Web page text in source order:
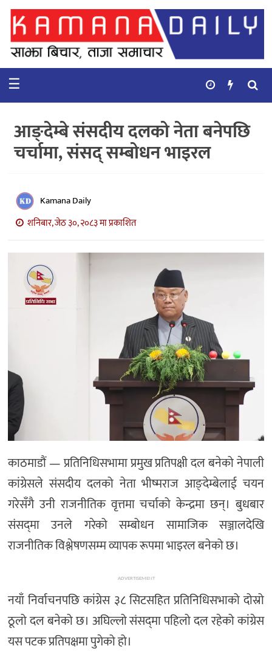
गृहपृष्ठ
समाचार
कुटनिती
कुराकानी
बाणिज्य
भिडियो
सिफारिस
☰
आङ्देम्बे संसदीय दलको नेता बनेपछि
चर्चामा, संसद् सम्बोधन भाइरल
Kamana Daily
शनिबार, जेठ ३०, २०८३ मा प्रकाशित
काठमाडौं — प्रतिनिधिसभामा प्रमुख प्रतिपक्षी दल बनेको नेपाली
कांग्रेसले संसदीय दलको नेता भीष्मराज आङ्देम्बेलाई चयन
गरेसँगै उनी राजनीतिक वृत्तमा चर्चाको केन्द्रमा छन्। बुधबार
संसद्‌मा उनले गरेको सम्बोधन सामाजिक सञ्जालदेखि
राजनीतिक विश्लेषणसम्म व्यापक रूपमा भाइरल बनेको छ।
ADVERTISEMENT
नयाँ निर्वाचनपछि कांग्रेस ३८ सिटसहित प्रतिनिधिसभाको दोस्रो
ठूलो दल बनेको छ। अघिल्लो संसद्‌मा पहिलो दल रहेको कांग्रेस
यस पटक प्रतिपक्षमा पुगेको हो।